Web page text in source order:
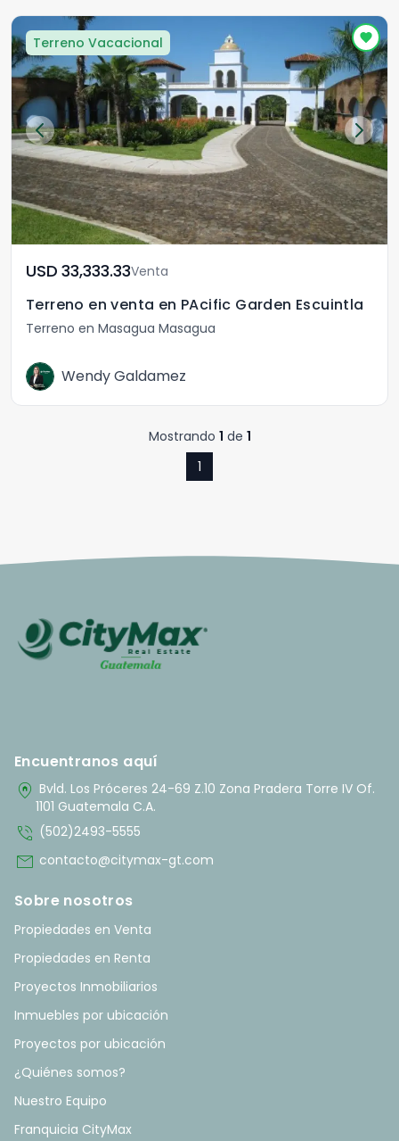
Terreno Vacacional
USD	33,333.33Venta
Terreno en venta en PAcific Garden Escuintla
Terreno en Masagua Masagua
Wendy Galdamez
Mostrando 1 de 1
1
Encuentranos aquí
home_pin Bvld. Los Próceres 24-69 Z.10 Zona Pradera Torre IV Of.
1101 Guatemala C.A.
phone_in_talk (502)2493-5555
mail contacto@citymax-gt.com
Sobre nosotros
Propiedades en Venta
Propiedades en Renta
Proyectos Inmobiliarios
Inmuebles por ubicación
Proyectos por ubicación
¿Quiénes somos?
Nuestro Equipo
Franquicia CityMax